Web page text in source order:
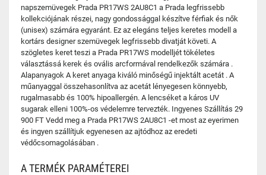
napszemüvegek Prada PR17WS 2AU8C1 a Prada legfrissebb
kollekciójának részei, nagy gondossággal készítve férfiak és nők
(unisex) számára egyaránt. Ez az elegáns teljes keretes modell a
kortárs designer szemüvegek legfrissebb divatját követi. A
szögletes keret teszi a Prada PR17WS modelljét tökéletes
választássá kerek és ovális arcformával rendelkezők számára .
Alapanyagok A keret anyaga kiváló minőségű injektált acetát . A
műanyaggal összehasonlítva az acetát lényegesen könnyebb,
rugalmasabb és 100% hipoallergén. A lencséket a káros UV
sugarak elleni 100%-os védelemre tervezték. Ingyenes Szállítás 29
900 FT Vedd meg a Prada PR17WS 2AU8C1 -et most az eyerimen
és ingyen szállítjuk egyenesen az ajtódhoz az eredeti
védőcsomagolásában .
A TERMÉK PARAMÉTEREI